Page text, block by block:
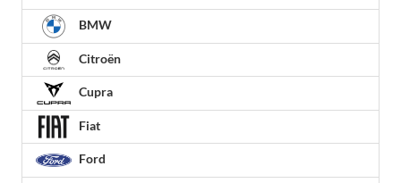
BMW
Citroën
Cupra
Fiat
Ford